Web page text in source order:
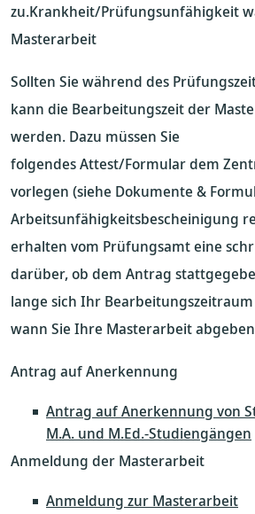
zu.Krankheit/Prüfungsunfähigkeit
Masterarbeit
Sollten Sie während des
kann die Bearbeitungszeit der
werden. Dazu müssen Sie
folgendes Attest/Formular dem
vorlegen (siehe Dokumente &
Arbeitsunfähigkeitsbescheinigung
erhalten vom Prüfungsamt eine
darüber, ob dem Antrag
lange sich Ihr
wann Sie Ihre Masterarbeit
Antrag auf Anerkennung
Antrag auf Anerkennung von
M.A. und M.Ed.-Studiengängen
Anmeldung der Masterarbeit
Anmeldung zur Masterarbeit